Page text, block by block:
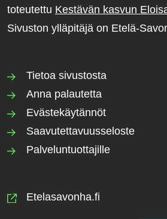
toteutettu Kestävän kasvun
Sivuston ylläpitäjä on Etelä-
Tietoa sivustosta
Anna palautetta
Evästekäytännöt
Saavutettavuusseloste
Palveluntuottajille
Etelasavonha.fi